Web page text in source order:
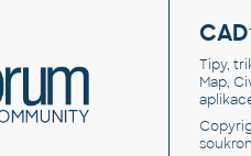
CAD
Tipy,
Map,